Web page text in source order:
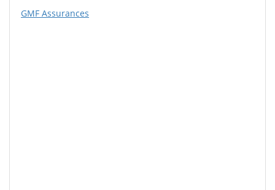
GMF Assurances